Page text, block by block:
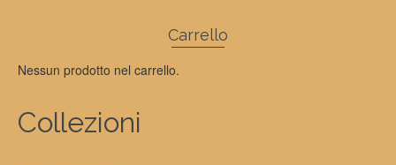
Carrello
Nessun prodotto nel carrello.
Collezioni